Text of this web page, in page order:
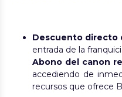
Descuento directo
entrada de la
Abono del canon
accediendo de
recursos que ofrece